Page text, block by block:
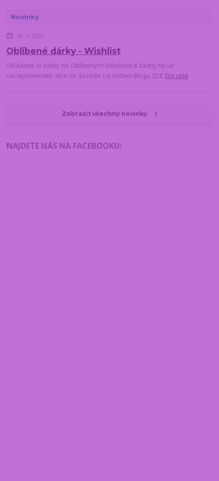
Novinky
28.11.2025
Oblíbené dárky - Wishlist
Ukládejte si dárky do Oblíbených (Wishlist) a žádný tip už
nezapomenete. Více se dozívíte na našem Blogu ZDE číst celé
Zobrazit všechny novinky
NAJDETE NÁS NA FACEBOOKU: